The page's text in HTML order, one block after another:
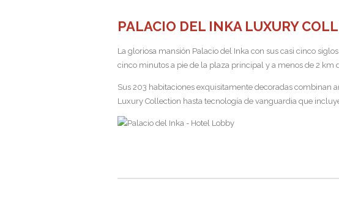
PALACIO DEL INKA LUXURY
La gloriosa mansión Palacio del Inka con sus casi cinco
cinco minutos a pie de la plaza principal y a menos de 2 km
Sus 203 habitaciones exquisitamente decoradas combinan
Luxury Collection hasta tecnología de vanguardia que